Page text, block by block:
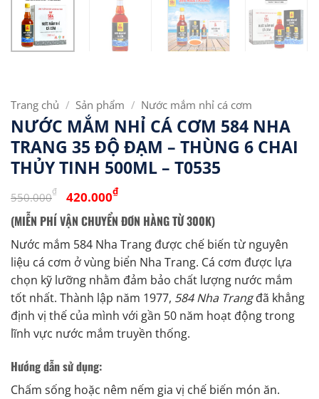
Trang chủ / Sản phẩm / Nước mắm nhỉ cá cơm
NƯỚC MẮM NHỈ CÁ CƠM 584 NHA
TRANG 35 ĐỘ ĐẠM – THÙNG 6 CHAI
THỦY TINH 500ML – T0535
550.000₫ Giá
gốc
là:
550.000₫.
420.000₫Giá
hiện
tại
là:
420.000₫.
(MIỄN PHÍ VẬN CHUYỂN ĐƠN HÀNG TỪ 300K)
Nước mắm 584 Nha Trang được chế biến từ nguyên
liệu cá cơm ở vùng biển Nha Trang. Cá cơm được lựa
chọn kỹ lưỡng nhằm đảm bảo chất lượng nước mắm
tốt nhất. Thành lập năm 1977, 584 Nha Trangđã khẳng
định vị thế của mình với gần 50 năm hoạt động trong
lĩnh vực nước mắm truyền thống.
Hướng dẫn sử dụng:
Chấm sống hoặc nêm nếm gia vị chế biến món ăn.